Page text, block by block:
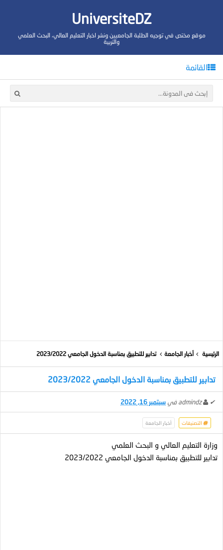
UniversiteDZ
موقع مختص في توجيه الطلبة الجامعيين ونشر اخبار التعليم العالي، البحث العلمي
والتربية
القائمة
الرئيسية أخبار الجامعة تدابير للتطبيق بمناسبة الدخول الجامعي 2023/2022
تدابير للتطبيق بمناسبة الدخول الجامعي 2023/2022
✔
admindz في سبتمبر 16, 2022
التصنيفات أخبار الجامعة
وزارة التعليم العالي و البحث العلمي
تدابير للتطبيق بمناسبة الدخول الجامعي 2023/2022